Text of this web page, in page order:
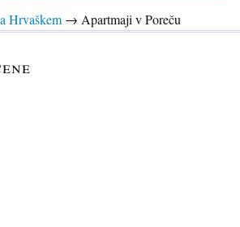
Hrvaškem → Apartmaji v Poreču